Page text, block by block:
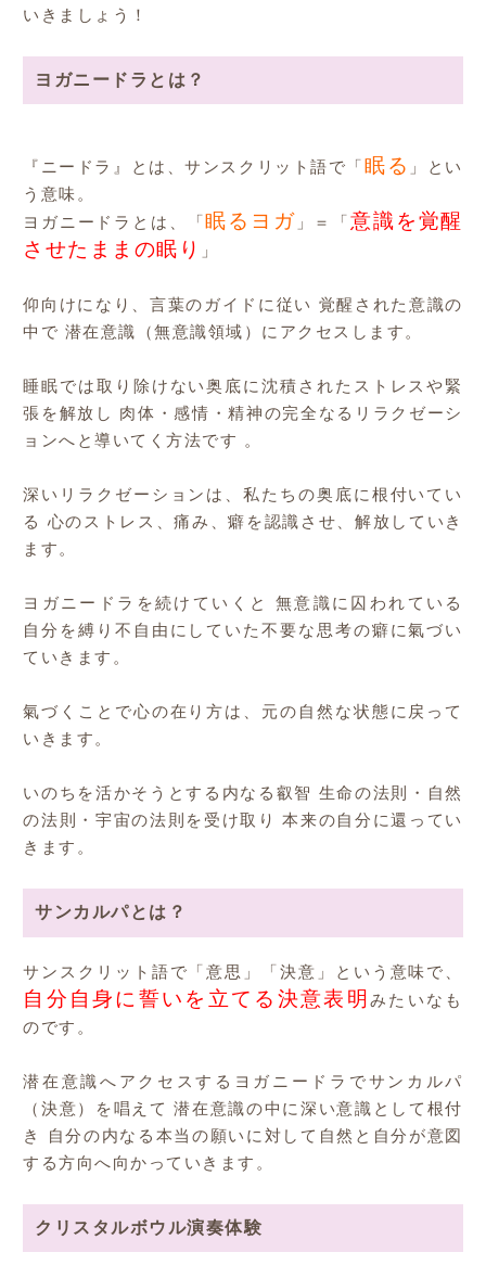
いきましょう！
ヨガニードラとは？
『ニードラ』とは、サンスクリット語で「 眠る 」とい
う意味。
ヨガニードラとは、「 眠るヨガ 」＝「意識を覚醒
させたままの眠り
」
仰向けになり、言葉のガイドに従い 覚醒された意識の
中で 潜在意識（無意識領域）にアクセスします。
睡眠では取り除けない奥底に沈積されたストレスや緊
張を解放し 肉体・感情・精神の完全なるリラクゼーシ
ョンへと導いてく方法です 。
深いリラクゼーションは、私たちの奥底に根付いてい
る 心のストレス、痛み、癖を認識させ、解放していき
ます。
ヨガニードラを続けていくと 無意識に囚われている
自分を縛り不自由にしていた不要な思考の癖に氣づい
ていきます。
氣づくことで心の在り方は、元の自然な状態に戻って
いきます。
いのちを活かそうとする内なる叡智 生命の法則・自然
の法則・宇宙の法則を受け取り 本来の自分に還ってい
きます。
サンカルパとは？
サンスクリット語で「意思」「決意」という意味で、
自分自身に誓いを立てる決意表明みたいなも
のです。
潜在意識へアクセスするヨガニードラでサンカルパ
（決意）を唱えて 潜在意識の中に深い意識として根付
き 自分の内なる本当の願いに対して自然と自分が意図
する方向へ向かっていきます。
クリスタルボウル演奏体験